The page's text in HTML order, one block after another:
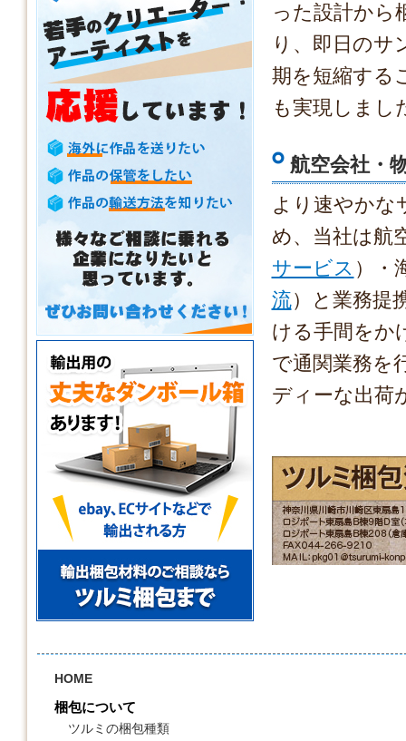
った設計から
り、即日のサ
期を短縮する
も実現しまし
航空会社・
より速やかな
め、当社は航
サービス ）・
流）と業務提
ける手間をか
で通関業務を
ディーな出荷
HOME
梱包について
ツルミの梱包種類